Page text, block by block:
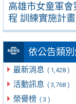
高雄市女童軍
程 訓練實施計畫
依公告類
最新消息 ( 1,428 )
活動訊息 ( 3,768 )
榮譽榜 ( 3 )